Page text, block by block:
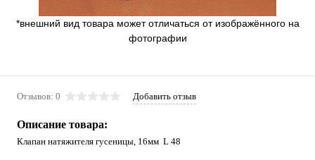
*внешний вид товара может отличаться от изображённого на
фотографии
Отзывов: 0 Добавить отзыв
Описание товара:
Клапан натяжителя гусеницы, 16мм L 48